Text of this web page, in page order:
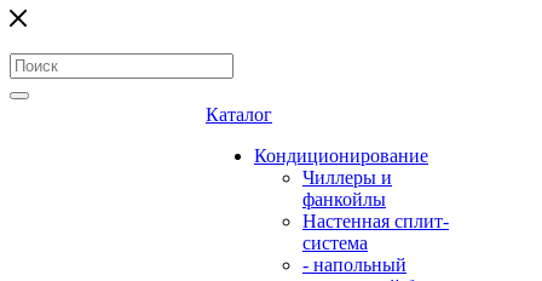
Каталог
Кондиционирование
Чиллеры и
фанкойлы
Настенная сплит-
система
- напольный